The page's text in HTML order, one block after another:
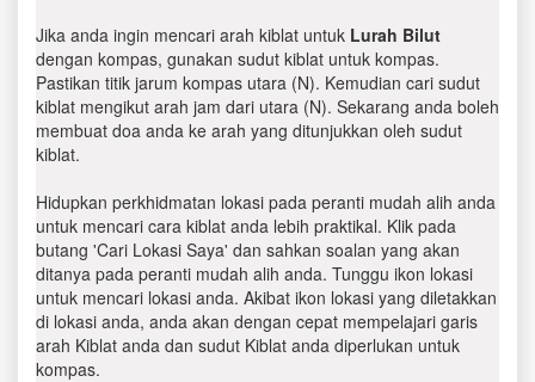
Jika anda ingin mencari arah kiblat untuk Lurah Bilut
dengan kompas, gunakan sudut kiblat untuk kompas.
Pastikan titik jarum kompas utara (N). Kemudian cari sudut
kiblat mengikut arah jam dari utara (N). Sekarang anda boleh
membuat doa anda ke arah yang ditunjukkan oleh sudut
kiblat.
Hidupkan perkhidmatan lokasi pada peranti mudah alih anda
untuk mencari cara kiblat anda lebih praktikal. Klik pada
butang 'Cari Lokasi Saya' dan sahkan soalan yang akan
ditanya pada peranti mudah alih anda. Tunggu ikon lokasi
untuk mencari lokasi anda. Akibat ikon lokasi yang diletakkan
di lokasi anda, anda akan dengan cepat mempelajari garis
arah Kiblat anda dan sudut Kiblat anda diperlukan untuk
kompas.